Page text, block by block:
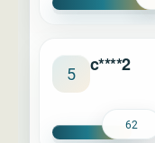
5 c****2
62